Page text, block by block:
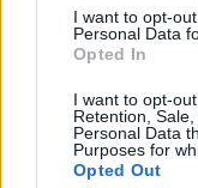
I want to opt-
Personal Data
Opted In
I want to opt-
Retention,
Personal Data
Purposes for
Opted Out
VAI
Il materiale (testo, foto e
Alcune foto (screenshot) ed
da internet, in quanto arrivati